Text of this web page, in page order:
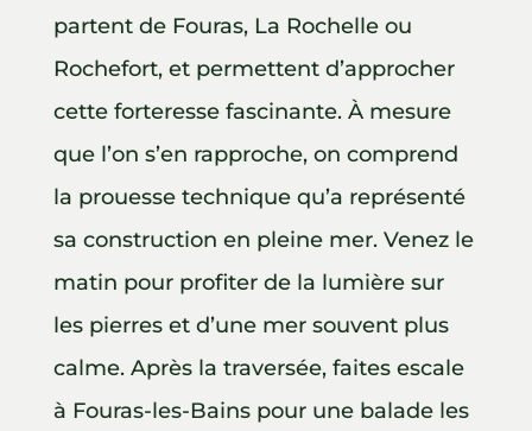
partent de Fouras, La Rochelle ou
Rochefort, et permettent d’approcher
cette forteresse fascinante. À mesure
que l’on s’en rapproche, on comprend
la prouesse technique qu’a représenté
sa construction en pleine mer. Venez le
matin pour profiter de la lumière sur
les pierres et d’une mer souvent plus
calme. Après la traversée, faites escale
à Fouras-les-Bains pour une balade les